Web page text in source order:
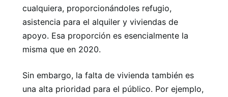
cualquiera, proporcionándoles refugio,
asistencia para el alquiler y viviendas de
apoyo. Esa proporción es esencialmente la
misma que en 2020.
Sin embargo, la falta de vivienda también es
una alta prioridad para el público. Por ejemplo,